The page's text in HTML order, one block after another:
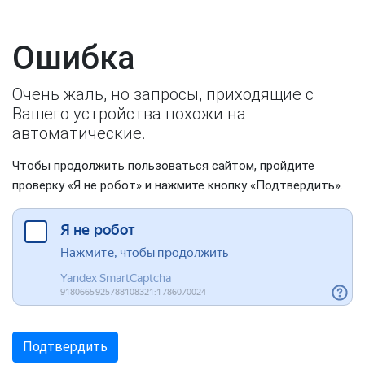
Ошибка
Очень жаль, но запросы, приходящие с
Вашего устройства похожи на
автоматические.
Чтобы продолжить пользоваться сайтом, пройдите
проверку «Я не робот» и нажмите кнопку «Подтвердить».